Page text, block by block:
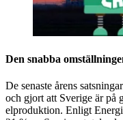
Den snabba
De senaste årens
och gjort att Sverige är på
elproduktion. Enligt